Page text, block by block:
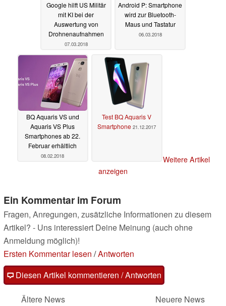
Google hilft US Militär
mit KI bei der
Auswertung von
Drohnenaufnahmen
07.03.2018
Android P: Smartphone
wird zur Bluetooth-
Maus und Tastatur
06.03.2018
BQ Aquaris VS und
Aquaris VS Plus
Smartphones ab 22.
Februar erhältlich
08.02.2018
Test BQ Aquaris V
Smartphone 21.12.2017
Weitere Artikel
anzeigen
Ein Kommentar im Forum
Fragen, Anregungen, zusätzliche Informationen zu diesem
Artikel? - Uns interessiert Deine Meinung (auch ohne
Anmeldung möglich)!
Ersten Kommentar lesen /Antworten
Diesen Artikel kommentieren / Antworten
Ältere News
Neuere News